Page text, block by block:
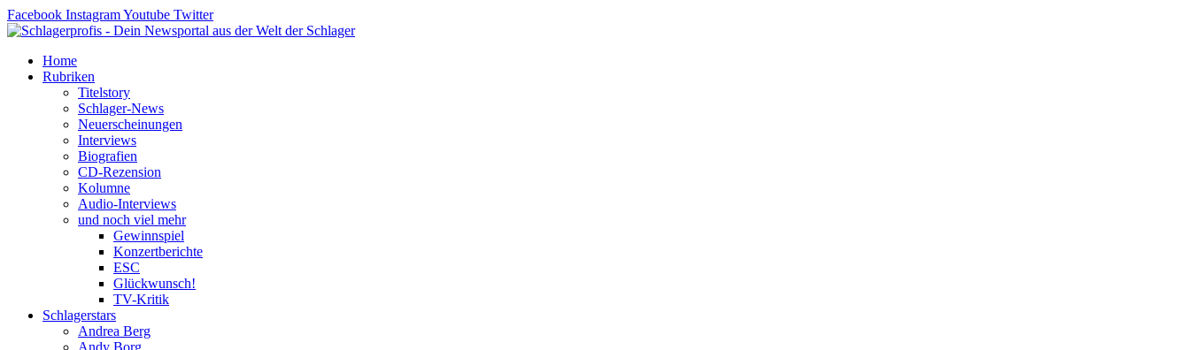
Zum
Inhalt
Facebook InstagramYoutube Twitter
Home
Rubriken
Titelstory
Schlager-News
Neuerscheinungen
Interviews
Biografien
CD-Rezension
Kolumne
Audio-Interviews
und noch viel mehr
Gewinnspiel
Konzertberichte
ESC
Glückwunsch!
TV-Kritik
Schlagerstars
Andrea Berg
Andy Borg